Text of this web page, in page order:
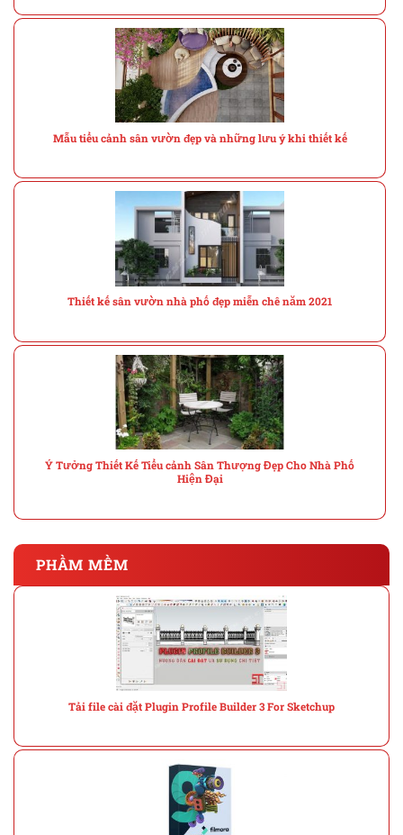
Mẫu tiểu cảnh sân vườn đẹp và những lưu ý khi thiết kế
Thiết kế sân vườn nhà phố đẹp miễn chê năm 2021
Ý Tưởng Thiết Kế Tiểu cảnh Sân Thượng Đẹp Cho Nhà Phố
Hiện Đại
PHẦM MỀM
Tải file cài đặt Plugin Profile Builder 3 For Sketchup